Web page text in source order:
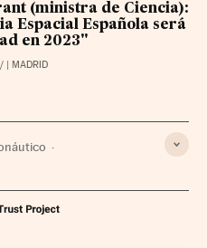
(ministra de Ciencia):
Espacial Española será
en 2023"
/ | MADRID